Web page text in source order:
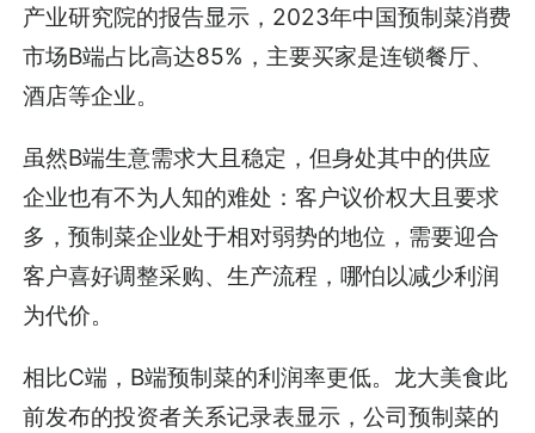
产业研究院的报告显示，2023年中国预制菜消费
市场B端占比高达85%，主要买家是连锁餐厅、
酒店等企业。
虽然B端生意需求大且稳定，但身处其中的供应
企业也有不为人知的难处：客户议价权大且要求
多，预制菜企业处于相对弱势的地位，需要迎合
客户喜好调整采购、生产流程，哪怕以减少利润
为代价。
相比C端，B端预制菜的利润率更低。龙大美食此
前发布的投资者关系记录表显示，公司预制菜的